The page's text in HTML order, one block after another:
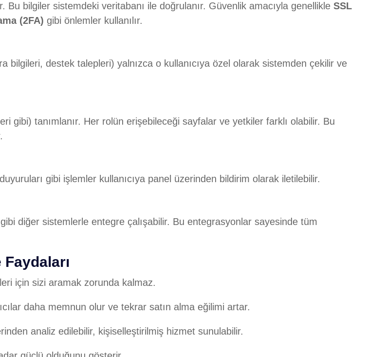
bilgiler sistemdeki veritabanı ile doğrulanır. Güvenlik amacıyla genellikle SSL
(2FA) gibi önlemler kullanılır.
bilgileri, destek talepleri) yalnızca o kullanıcıya özel olarak sistemden çekilir ve
gibi) tanımlanır. Her rolün erişebileceği sayfalar ve yetkiler farklı olabilir. Bu
gibi işlemler kullanıcıya panel üzerinden bildirim olarak iletilebilir.
diğer sistemlerle entegre çalışabilir. Bu entegrasyonlar sayesinde tüm
için sizi aramak zorunda kalmaz.
daha memnun olur ve tekrar satın alma eğilimi artar.
analiz edilebilir, kişiselleştirilmiş hizmet sunulabilir.